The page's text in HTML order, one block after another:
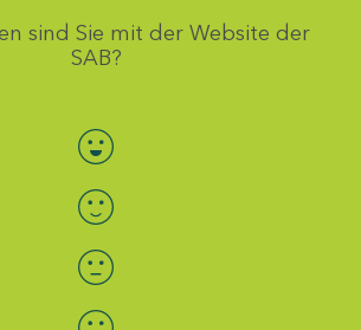
sind Sie mit der Website der
SAB?
Bewertung auswählen